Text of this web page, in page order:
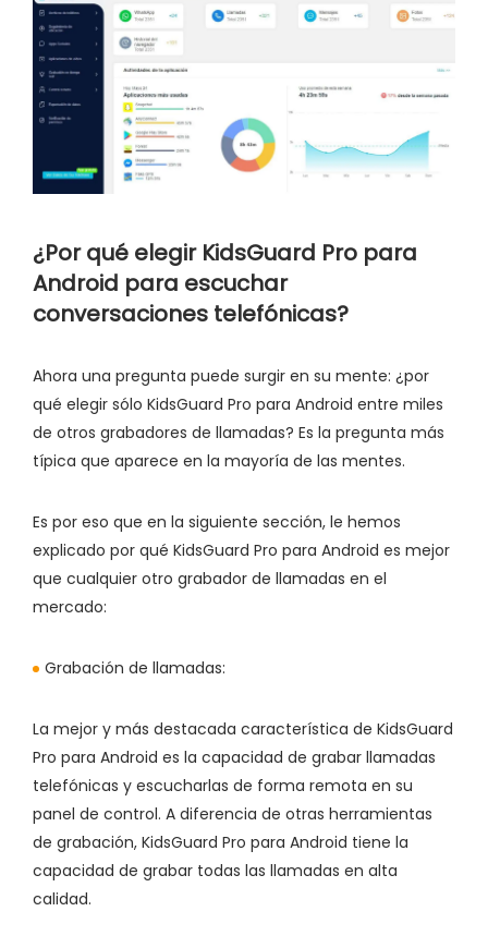
¿Por qué elegir KidsGuard Pro para
Android para escuchar
conversaciones telefónicas?
Ahora una pregunta puede surgir en su mente: ¿por
qué elegir sólo KidsGuard Pro para Android entre miles
de otros grabadores de llamadas? Es la pregunta más
típica que aparece en la mayoría de las mentes.
Es por eso que en la siguiente sección, le hemos
explicado por qué KidsGuard Pro para Android es mejor
que cualquier otro grabador de llamadas en el
mercado:
Grabación de llamadas:
La mejor y más destacada característica de KidsGuard
Pro para Android es la capacidad de grabar llamadas
telefónicas y escucharlas de forma remota en su
panel de control. A diferencia de otras herramientas
de grabación, KidsGuard Pro para Android tiene la
capacidad de grabar todas las llamadas en alta
calidad.